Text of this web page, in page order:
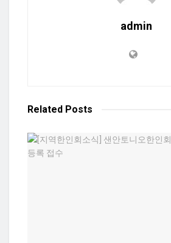
admin
Related Posts